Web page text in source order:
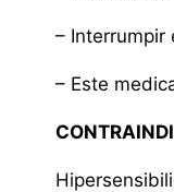
– Interrumpir
– Este